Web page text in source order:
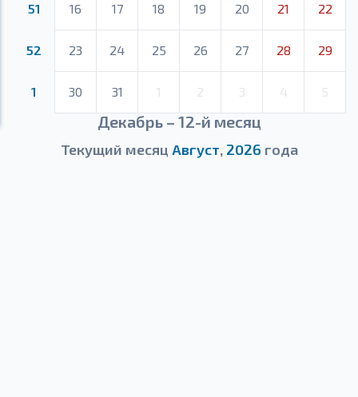
51 16 17 18 19 20 21 22
52 23 24 25 26 27 28 29
1 30 31 1 2 3 4 5
Декабрь – 12-й месяц
Текущий месяц Август, 2026 года